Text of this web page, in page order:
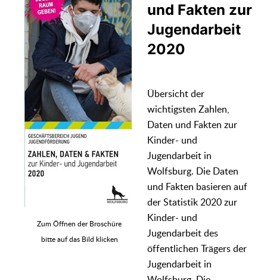
Zum Öffnen der Broschüre
bitte auf das Bild klicken
und Fakten zur
Jugendarbeit
2020
Übersicht der
wichtigsten Zahlen,
Daten und Fakten zur
Kinder- und
Jugendarbeit in
Wolfsburg. Die Daten
und Fakten basieren auf
der Statistik 2020 zur
Kinder- und
Jugendarbeit des
öffentlichen Trägers der
Jugendarbeit in